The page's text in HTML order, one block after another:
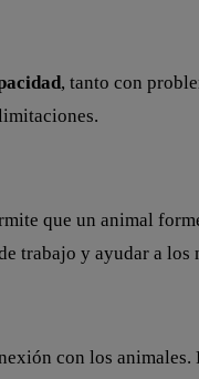
, tanto con
que un animal
trabajo y ayudar a
con los